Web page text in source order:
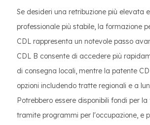
Se desideri una retribuzione più elevata
professionale più stabile, la formazione
CDL rappresenta un notevole passo
CDL B consente di accedere più
di consegna locali, mentre la patente
opzioni includendo tratte regionali e a
Potrebbero essere disponibili fondi per
tramite programmi per l'occupazione, e